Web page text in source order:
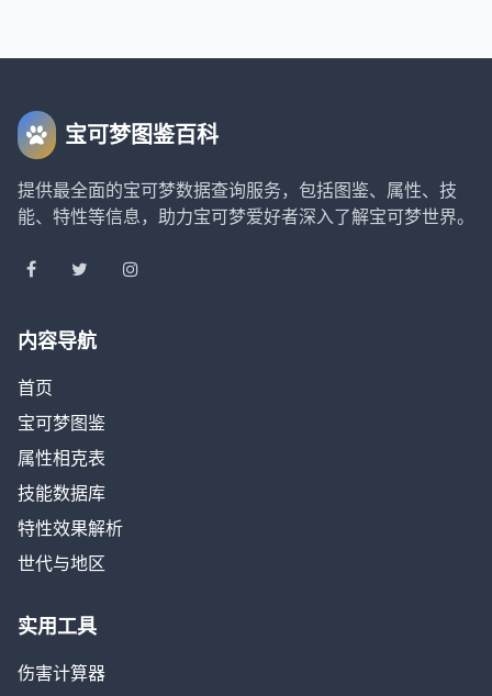
宝可梦图鉴百科
提供最全面的宝可梦数据查询服务，包括图鉴、属性、技
能、特性等信息，助力宝可梦爱好者深入了解宝可梦世界。
内容导航
首页
宝可梦图鉴
属性相克表
技能数据库
特性效果解析
世代与地区
实用工具
伤害计算器